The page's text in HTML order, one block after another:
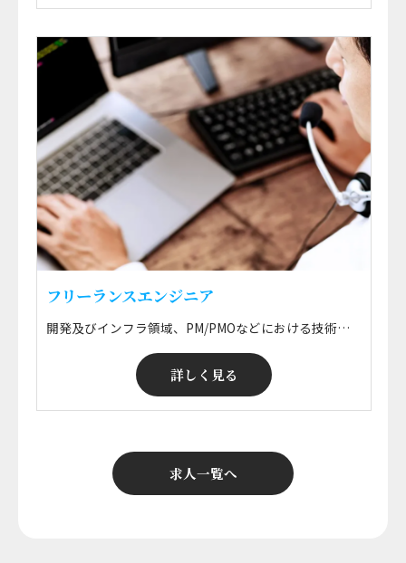
フリーランスエンジニア
開発及びインフラ領域、PM/PMOなどにおける技術支援業務 ■ 開発 WEB・オープン系を中心とした各種基幹システム・情報系システムの要件定義・設計開発・運用保守、ERPパッケージ導入に伴う設計・開発・実装・保守などの技術支援 ■ インフラ 各種企業におけるサーバ・ネットワーク・クラウド・ミドルウェアなどの要件定義・設計構築・運用保守・監視などの技術支援 ※ 勤務地はプロジェクトによる ※ ご希望のエリアで就業可能！ ※ 正社員登用も可能！
詳しく見る
求人一覧へ